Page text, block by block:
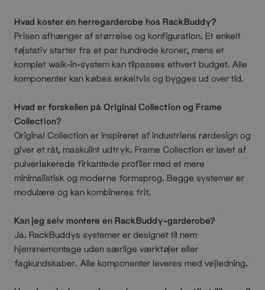
Hvad koster en herregarderobe hos RackBuddy?
Prisen afhænger af størrelse og konfiguration. Et enkelt
tøjstativ starter fra et par hundrede kroner, mens et
komplet walk-in-system kan tilpasses ethvert budget. Alle
komponenter kan købes enkeltvis og bygges ud over tid.
Hvad er forskellen på Original Collection og Frame
Collection?
Original Collection er inspireret af industriens rørdesign og
giver et råt, maskulint udtryk. Frame Collection er lavet af
pulverlakerede firkantede profiler med et mere
minimalistisk og moderne formsprog. Begge systemer er
modulære og kan kombineres frit.
Kan jeg selv montere en RackBuddy-garderobe?
Ja. RackBuddys systemer er designet til nem
hjemmemontage uden særlige værktøjer eller
fagkundskaber. Alle komponenter leveres med vejledning.